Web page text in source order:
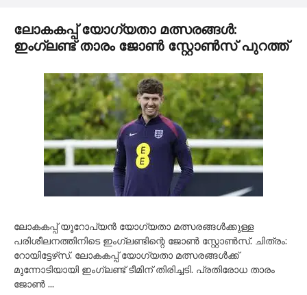
ലോകകപ്പ് യോഗ്യതാ മത്സരങ്ങൾ:
ഇംഗ്ലണ്ട് താരം ജോൺ സ്റ്റോൺസ് പുറത്ത്
ലോകകപ്പ് യൂറോപ്യൻ യോഗ്യതാ മത്സരങ്ങൾക്കുള്ള
പരിശീലനത്തിനിടെ ഇംഗ്ലണ്ടിന്റെ ജോൺ സ്റ്റോൺസ്. ചിത്രം:
റോയിട്ടേഴ്‌സ്. ലോകകപ്പ് യോഗ്യതാ മത്സരങ്ങൾക്ക്
മുന്നോടിയായി ഇംഗ്ലണ്ട് ടീമിന് തിരിച്ചടി. പ്രതിരോധ താരം
ജോൺ …